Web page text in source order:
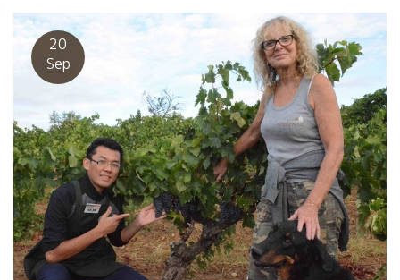
のを、伝えるアウトプット力に期待しています。 山田さん、ダン
ス頑張ってください、桐谷さんも緩やかにフラダンスを楽しんで
ください。 毎日、日本中を駆け巡る山田さん、体には、くれぐれ
も気を付けてください。 日本に帰ったら、皆で一杯やりましょ
炎天下は４０度、でも乾燥しているので木陰に入れ
ば意外と涼しい。 木陰で風に触れながら、グット冷えたロゼは最
高！！ テースティングの後、料理に合わせてのワインは全く印象
がちがう。大切なこと。 ワインだけ飲んで良し悪しを判断すると
間違える。やっぱり食べながらのテースティングは絶対に必要。
売場に貼るための醸造元とのスナップ写真は超重
要。 サカガミ社が最も古くからエギュイユのワイン
を販売している。 高橋社長、日野さんもよく見慣れたワイン。私
もジョルジュと記念写真。 チョット、暑さで皆、目と
頭が熱中症ぎみ。高橋社長も大江様の童心に戻ってブランコ。
後継者も確り決まって、本当に安心したルマリエさ
ん夫妻。 私達も大事なワインが継続できて嬉しい限り。
20
Sep